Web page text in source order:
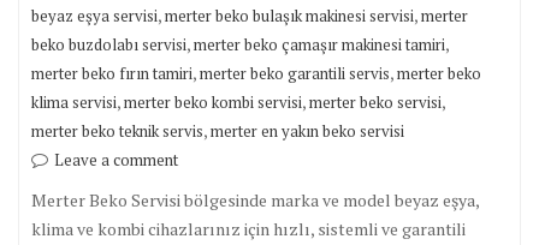
beyaz eşya servisi,merter beko bulaşık makinesi servisi,merter
beko buzdolabı servisi,merter beko çamaşır makinesi tamiri,
merter beko fırın tamiri,merter beko garantili servis,merter beko
klima servisi,merter beko kombi servisi,merter beko servisi,
merter beko teknik servis,merter en yakın beko servisi
Leave a comment
Merter Beko Servisi bölgesinde marka ve model beyaz eşya,
klima ve kombi cihazlarınız için hızlı, sistemli ve garantili